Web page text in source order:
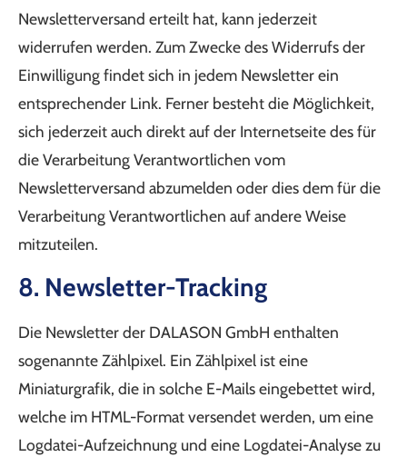
Newsletterversand erteilt hat, kann jederzeit
widerrufen werden. Zum Zwecke des Widerrufs der
Einwilligung findet sich in jedem Newsletter ein
entsprechender Link. Ferner besteht die Möglichkeit,
sich jederzeit auch direkt auf der Internetseite des für
die Verarbeitung Verantwortlichen vom
Newsletterversand abzumelden oder dies dem für die
Verarbeitung Verantwortlichen auf andere Weise
mitzuteilen.
8. Newsletter-Tracking
Die Newsletter der DALASON GmbH enthalten
sogenannte Zählpixel. Ein Zählpixel ist eine
Miniaturgrafik, die in solche E-Mails eingebettet wird,
welche im HTML-Format versendet werden, um eine
Logdatei-Aufzeichnung und eine Logdatei-Analyse zu